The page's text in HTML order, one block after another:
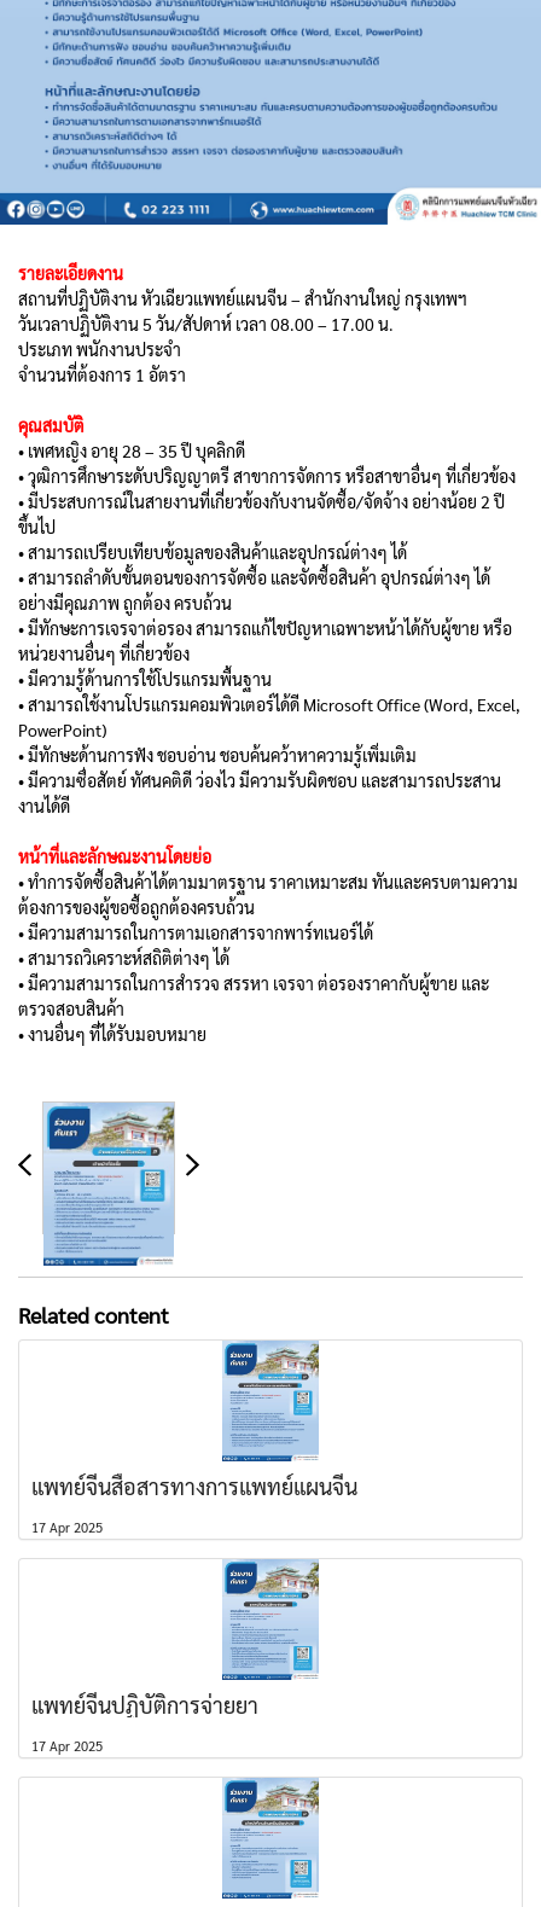
รายละเอียดงาน
สถานที่ปฏิบัติงาน หัวเฉียวแพทย์แผนจีน – สำนักงานใหญ่ กรุงเทพฯ
วันเวลาปฏิบัติงาน 5 วัน/สัปดาห์ เวลา 08.00 – 17.00 น.
ประเภท พนักงานประจำ
จำนวนที่ต้องการ 1 อัตรา
คุณสมบัติ
• เพศหญิง อายุ 28 – 35 ปี บุคลิกดี
• วุฒิการศึกษาระดับปริญญาตรี สาขาการจัดการ หรือสาขาอื่นๆ ที่เกี่ยวข้อง
• มีประสบการณ์ในสายงานที่เกี่ยวข้องกับงานจัดซื้อ/จัดจ้าง อย่างน้อย 2 ปี
ขึ้นไป
• สามารถเปรียบเทียบข้อมูลของสินค้าและอุปกรณ์ต่างๆ ได้
• สามารถลำดับขั้นตอนของการจัดซื้อ และจัดซื้อสินค้า อุปกรณ์ต่างๆ ได้
อย่างมีคุณภาพ ถูกต้อง ครบถ้วน
• มีทักษะการเจรจาต่อรอง สามารถแก้ไขปัญหาเฉพาะหน้าได้กับผู้ขาย หรือ
หน่วยงานอื่นๆ ที่เกี่ยวข้อง
• มีความรู้ด้านการใช้โปรแกรมพื้นฐาน
• สามารถใช้งานโปรแกรมคอมพิวเตอร์ได้ดี Microsoft Office (Word, Excel,
PowerPoint)
• มีทักษะด้านการฟัง ชอบอ่าน ชอบค้นคว้าหาความรู้เพิ่มเติม
• มีความซื่อสัตย์ ทัศนคติดี ว่องไว มีความรับผิดชอบ และสามารถประสาน
งานได้ดี
หน้าที่และลักษณะงานโดยย่อ
• ทำการจัดซื้อสินค้าได้ตามมาตรฐาน ราคาเหมาะสม ทันและครบตามความ
ต้องการของผู้ขอซื้อถูกต้องครบถ้วน
• มีความสามารถในการตามเอกสารจากพาร์ทเนอร์ได้
• สามารถวิเคราะห์สถิติต่างๆ ได้
• มีความสามารถในการสำรวจ สรรหา เจรจา ต่อรองราคากับผู้ขาย และ
ตรวจสอบสินค้า
• งานอื่นๆ ที่ได้รับมอบหมาย
Related content
แพทย์จีนสื่อสารทางการแพทย์แผนจีน
17 Apr 2025
แพทย์จีนปฏิบัติการจ่ายยา
17 Apr 2025